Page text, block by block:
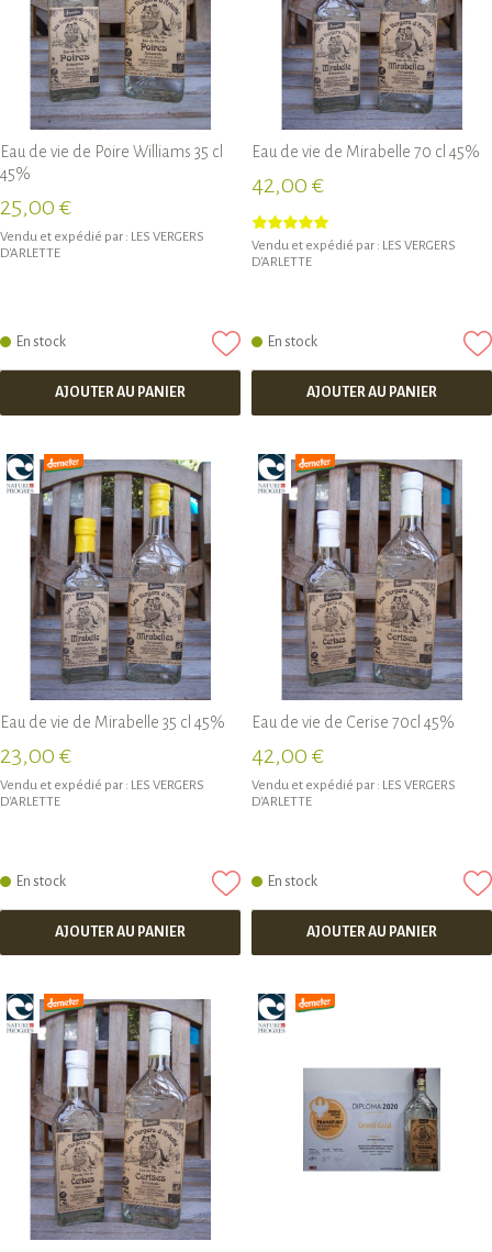
Eau de vie de Poire Williams 35 cl
45%
25,00 €
Vendu et expédié par : LES VERGERS
D'ARLETTE
En stock
AJOUTER AU PANIER
Eau de vie de Mirabelle 70 cl 45%
42,00 €
Vendu et expédié par : LES VERGERS
D'ARLETTE
En stock
AJOUTER AU PANIER
Eau de vie de Mirabelle 35 cl 45%
23,00 €
Vendu et expédié par : LES VERGERS
D'ARLETTE
En stock
AJOUTER AU PANIER
Eau de vie de Cerise 70cl 45%
42,00 €
Vendu et expédié par : LES VERGERS
D'ARLETTE
En stock
AJOUTER AU PANIER